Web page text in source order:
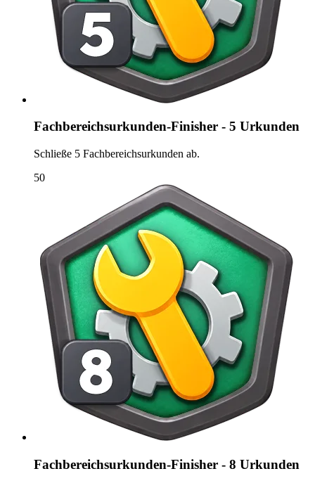
Fachbereichsurkunden-Finisher - 5 Urkunden
Schließe 5 Fachbereichsurkunden ab.
50
Fachbereichsurkunden-Finisher - 8 Urkunden